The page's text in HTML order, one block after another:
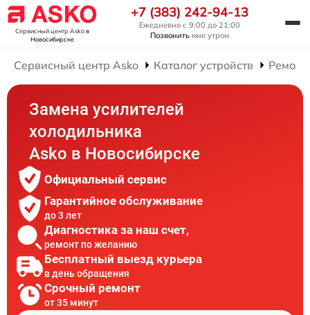
Сервисный центр Askoв
Новосибирске
+7 (383) 242-94-13
Ежедневно с 9:00 до 21:00
Позвонить мне утром
Сервисный центр Asko Каталог устройств
Замена усилителей
холодильника
Asko в Новосибирске
Официальный сервис
Гарантийное обслуживание
до 3 лет
Диагностика за наш счет,
ремонт по желанию
Бесплатный выезд курьера
в день обращения
Срочный ремонт
от 35 минут